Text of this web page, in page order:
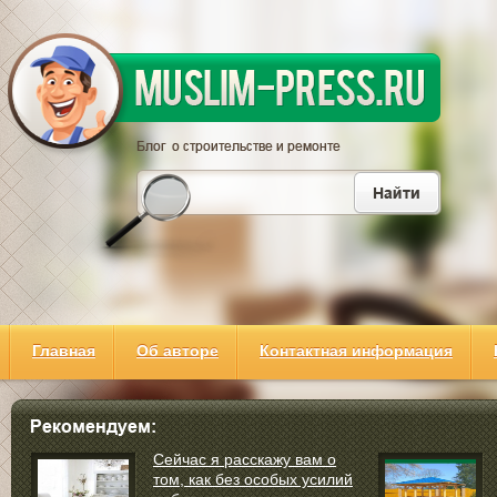
Главная Об авторе Контактная информация
Сейчас я расскажу вам о
том, как без особых усилий